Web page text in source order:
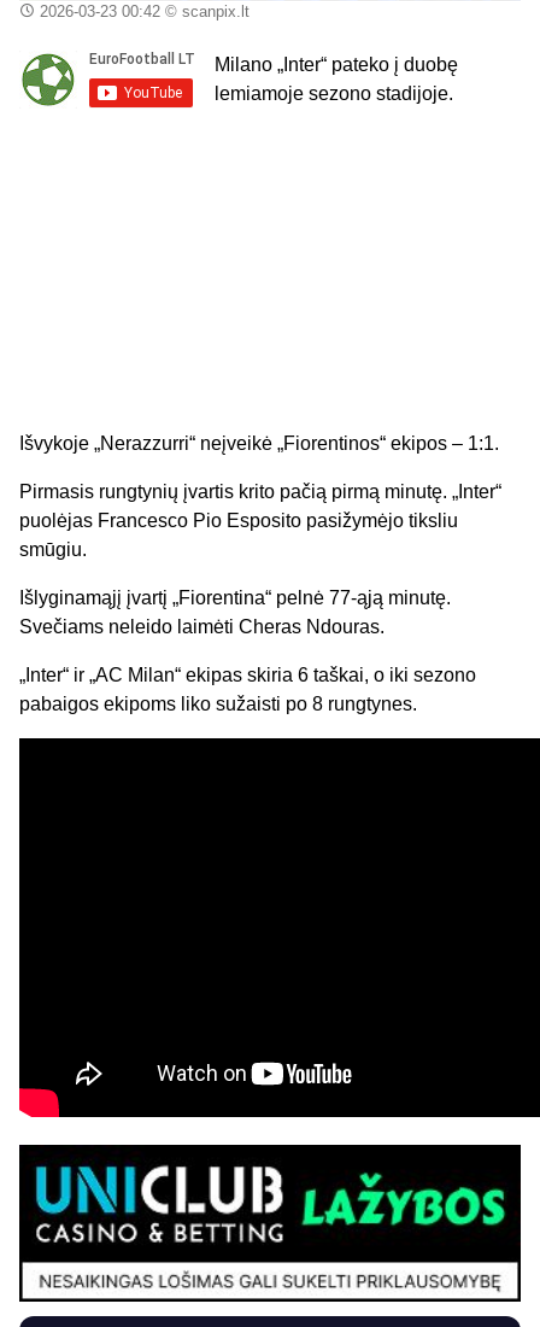
2026-03-23 00:42© scanpix.lt
Milano „Inter“ pateko į duobę
lemiamoje sezono stadijoje.
Išvykoje „Nerazzurri“ neįveikė „Fiorentinos“ ekipos – 1:1.
Pirmasis rungtynių įvartis krito pačią pirmą minutę. „Inter“
puolėjas Francesco Pio Esposito pasižymėjo tiksliu
smūgiu.
Išlyginamąjį įvartį „Fiorentina“ pelnė 77-ąją minutę.
Svečiams neleido laimėti Cheras Ndouras.
„Inter“ ir „AC Milan“ ekipas skiria 6 taškai, o iki sezono
pabaigos ekipoms liko sužaisti po 8 rungtynes.